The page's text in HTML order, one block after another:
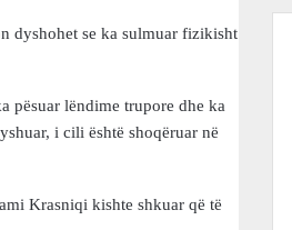
dyshohet se ka sulmuar fizikisht
pësuar lëndime trupore dhe ka
i cili është shoqëruar në
Krasniqi kishte shkuar që të